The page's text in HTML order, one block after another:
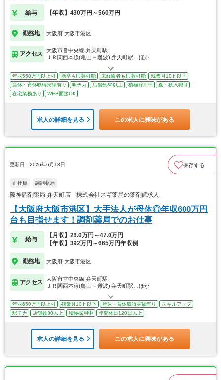
給与 【年収】430万円～560万円
勤務地 大阪府 大阪市港区
アクセス
大阪市営中央線 弁天町駅
ＪＲ関西本線(亀山－難波) 弁天町駅…ほか
年収550万円以上可 新卒も応募可能 未経験者も応募可能
残業月10ｈ以下
産休・育休取得実績有り
駅チカ 店舗数30以上 積極採用中
夏～秋入職可
在宅業務あり
WEB面接OK
求人の詳細を見る この求人に興味がある
更新日：2026年6月18日 保存する
正社員 調剤薬局
阪神調剤薬局 弁天町店 株式会社スギ薬局の薬剤師求人
【大阪府大阪市港区】大手法人が母体◎年収600万円
台も目指せます！調剤薬局でのお仕事
給与
【月収】26.0万円～47.0万円
【年収】392万円～665万円年収例
勤務地 大阪府 大阪市港区
アクセス
大阪市営中央線 弁天町駅
ＪＲ関西本線(亀山－難波) 弁天町駅…ほか
年収650万円以上可 残業月10ｈ以下 産休・育休取得実績有り
スキルアップ
駅チカ
店舗数30以上 積極採用中 年間休日120日以上
求人の詳細を見る この求人に興味がある